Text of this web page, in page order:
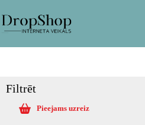
Filtrēt
Pieejams uzreiz